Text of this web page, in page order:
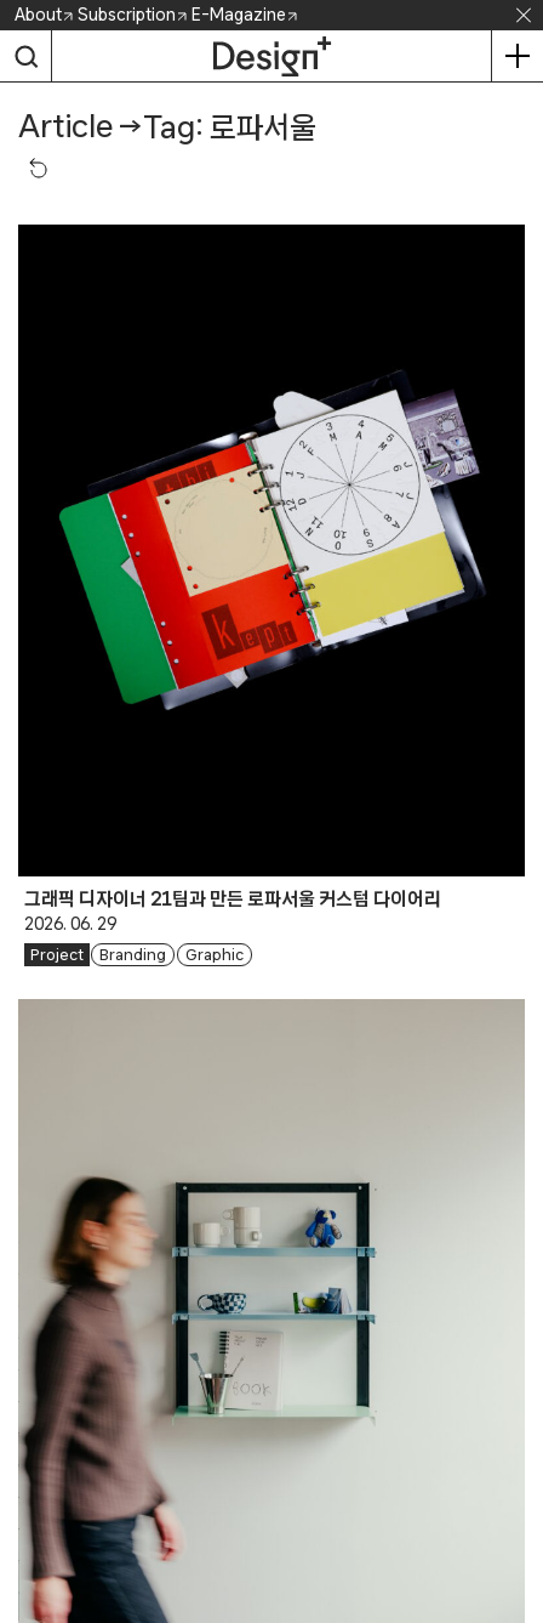
Skip
content
About Subscription E-Magazine
Article →Tag: 로파서울
그래픽 디자이너 21팀과 만든 로파서울 커스텀 다이어리
2026. 06. 29
Project Branding Graphic